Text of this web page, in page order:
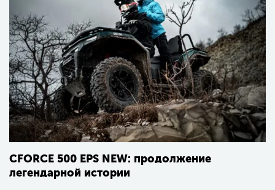
CFORCE 500 EPS NEW: продолжение
легендарной истории